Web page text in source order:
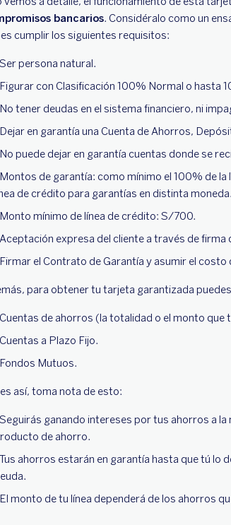
bancarios. Considéralo como un
cumplir los siguientes requisitos:
Ser persona natural.
Figurar con Clasificación 100% Normal o hasta
No tener deudas en el sistema financiero, ni
Dejar en garantía una Cuenta de Ahorros,
No puede dejar en garantía cuentas donde se
Montos de garantía: como mínimo el 100% de
de crédito para garantías en distinta moneda.
Monto mínimo de línea de crédito: S/700.
Aceptación expresa del cliente a través de firma
Firmar el Contrato de Garantía y asumir el
para obtener tu tarjeta garantizada puedes
Cuentas de ahorros (la totalidad o el monto que
Cuentas a Plazo Fijo.
Fondos Mutuos.
es así, toma nota de esto:
Seguirás ganando intereses por tus ahorros a
de ahorro.
Tus ahorros estarán en garantía hasta que tú lo
El monto de tu línea dependerá de los ahorros